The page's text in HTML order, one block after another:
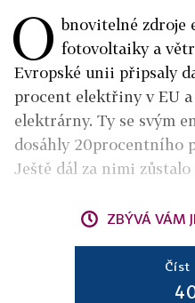
O bnovitelné zdroje
fotovoltaiky a
Evropské unii připsaly
procent elektřiny v EU
elektrárny. Ty se svým
dosáhly 20procentního
Ještě dál za nimi
ZBÝVÁ VÁM
Číst